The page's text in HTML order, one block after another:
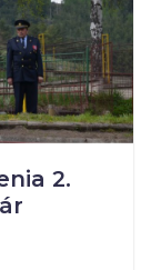
2.